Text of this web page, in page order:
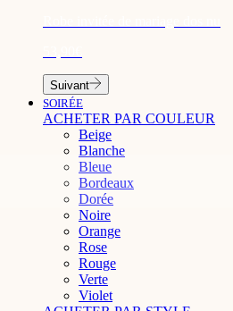
Suivant
SOIRÉE
ACHETER PAR COULEUR
Beige
Blanche
Bleue
Bordeaux
Dorée
Noire
Orange
Rose
Rouge
Verte
Violet